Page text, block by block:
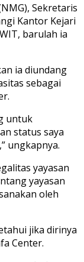
Sekretaris
Kantor Kejari
barulah ia
ia diundang
sebagai
untuk
status saya
ungkapnya.
yayasan
yayasan
oleh
jika dirinya
Center.